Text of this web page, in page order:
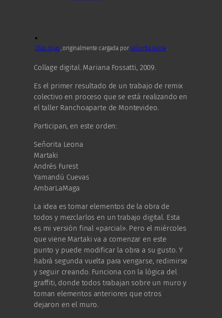
Olas rojas, originalmente cargada porseñorita leona.
Collage digital. Mariana Fossatti, 2009.
Es el primer resultado de un trabajo de remix
colectivo en proceso que se está realizando en
el taller Ranchoaparte de Montevideo.
Participan, en este orden:
Señorita Leona
Martaki
Andrés Furest
Yamandú Cuevas
AmbarLaMaga
La idea es tomar elementos de la obra de
todos y mezclarlos en un trabajo digital. Esta
es mi versión final «parcial». Pero el miércoles
que viene Martaki va a comenzar en este
punto y puede modificar la obra a su gusto. Y
habrá segunda vuelta para vengarse, redimirse
y seguir creando. Funciona con la lógica del
graffiti, donde todos trabajan sobre un muro y
toman elementos anteriores que otros
dejaron en el muro.